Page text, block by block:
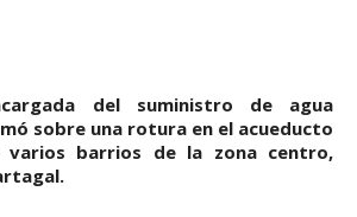
del suministro de agua
sobre una rotura en el acueducto
varios barrios de la zona centro,